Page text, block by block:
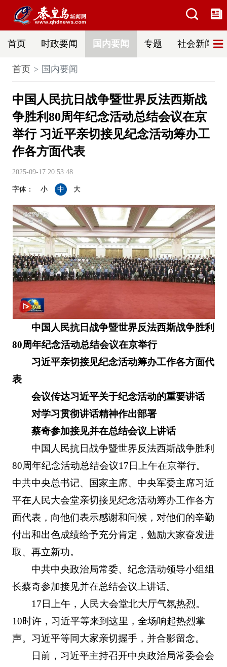
首页 时政要闻 国内要闻 专题 社会新闻
首页 国内要闻
中国人民抗日战争暨世界反法西斯战
争胜利80周年纪念活动总结会议在京
举行 习近平亲切接见纪念活动筹办工
作各方面代表
2025-09-17 20:53:48
字体： 小 中 大
中国人民抗日战争暨世界反法西斯战争胜利
80周年纪念活动总结会议在京举行
习近平亲切接见纪念活动筹办工作各方面代
表
会议传达习近平关于纪念活动的重要讲话
对学习贯彻讲话精神作出部署
蔡奇参加接见并在总结会议上讲话
中国人民抗日战争暨世界反法西斯战争胜利
80周年纪念活动总结会议17日上午在京举行。
中共中央总书记、国家主席、中央军委主席习近
平在人民大会堂亲切接见纪念活动筹办工作各方
面代表，向他们表示感谢和问候，对他们的辛勤
付出和出色成绩给予充分肯定，勉励大家奋发进
取、再立新功。
中共中央政治局常委、纪念活动领导小组组
长蔡奇参加接见并在总结会议上讲话。
17日上午，人民大会堂北大厅气氛热烈。
10时许，习近平等来到这里，全场响起热烈掌
声。习近平等同大家亲切握手，并合影留念。
日前，习近平主持召开中央政治局常委会会